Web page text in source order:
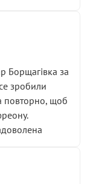
Борщагівка за
зробили
повторно, щоб